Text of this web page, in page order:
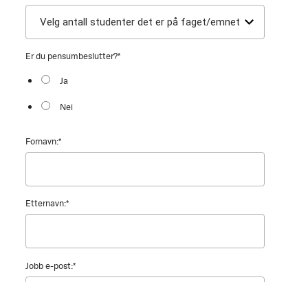
Er du pensumbeslutter?*
Ja
Nei
Fornavn:*
Etternavn:*
Jobb e-post:*